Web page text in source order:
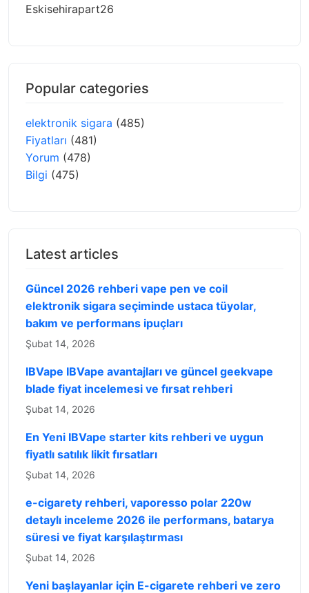
Eskisehirapart26
Popular categories
elektronik sigara (485)
Fiyatları (481)
Yorum (478)
Bilgi (475)
Latest articles
Güncel 2026 rehberi vape pen ve coil
elektronik sigara seçiminde ustaca tüyolar,
bakım ve performans ipuçları
Şubat 14, 2026
IBVape IBVape avantajları ve güncel geekvape
blade fiyat incelemesi ve fırsat rehberi
Şubat 14, 2026
En Yeni IBVape starter kits rehberi ve uygun
fiyatlı satılık likit fırsatları
Şubat 14, 2026
e-cigarety rehberi, vaporesso polar 220w
detaylı inceleme 2026 ile performans, batarya
süresi ve fiyat karşılaştırması
Şubat 14, 2026
Yeni başlayanlar için E-cigarete rehberi ve zero